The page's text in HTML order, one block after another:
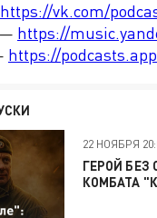
https://vk.com/
— https://
https://
22 НОЯБРЯ
ГЕРОЙ БЕЗ
КОМБАТА